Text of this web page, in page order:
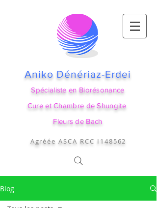
Aniko Dénériaz-Erdei
Spécialiste en Biorésonance
Cure et Chambre de Shungite
Fleurs de Bach
Agréée ASCA RCC I148562
Blog